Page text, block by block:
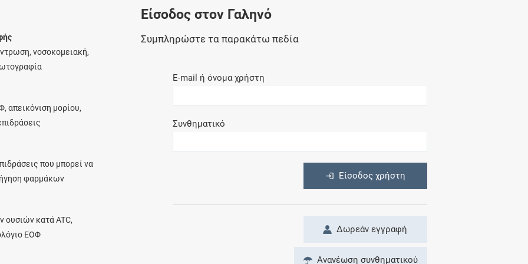
Ελέγξτε την αγωγή σας για αντενδείξεις και
Αποθηκεύστε τις συνταγές σας και
μοιραστείτε τις εύκολα και με ασφάλεια
Ενημερωθείτε για την ασφάλεια χορήγησης
ενός φαρμάκου κατά τη διάρκεια της
νοσοκομειακή,
απεικόνιση μορίου,
που μπορεί να
φαρμάκων
ουσιών κατά ATC,
ΕΟΦ
Είσοδος στον Γαληνό
Συμπληρώστε τα παρακάτω πεδία
E-mail ή όνομα χρήστη
Συνθηματικό
Είσοδος χρήστη
Δωρεάν εγγραφή
Ανανέωση συνθηματικού